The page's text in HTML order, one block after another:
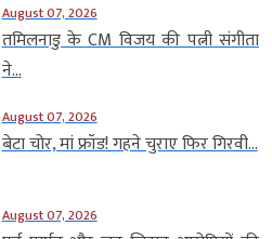
August 07, 2026
तमिलनाडु के CM विजय की पत्नी संगीता
ने...
August 07, 2026
बेटा चोर, मां फ्रॉड! गहने चुराए फिर गिरवी...
August 07, 2026